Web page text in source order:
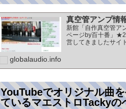
真空管アンプ情
新館「自作真空管ア
ページby百十番」
営してきましたサイ
は、「新館:自作真
ジになりますオーデ
globalaudio.info
YouTubeでオリジナル曲
ているマエストロTackyの